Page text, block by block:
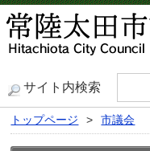
サイト内検索
トップページ > 市議会